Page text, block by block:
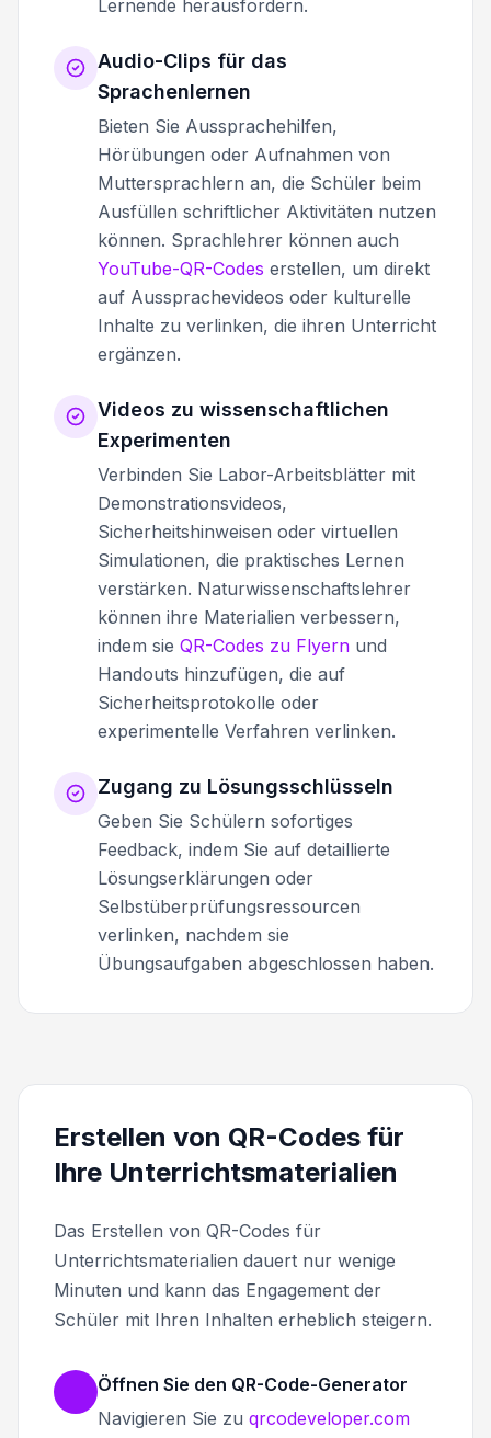
Lernende herausfordern.
Audio-Clips für das
Sprachenlernen
Bieten Sie Aussprachehilfen,
Hörübungen oder Aufnahmen von
Muttersprachlern an, die Schüler beim
Ausfüllen schriftlicher Aktivitäten nutzen
können. Sprachlehrer können auch
YouTube-QR-Codes erstellen, um direkt
auf Aussprachevideos oder kulturelle
Inhalte zu verlinken, die ihren Unterricht
ergänzen.
Videos zu wissenschaftlichen
Experimenten
Verbinden Sie Labor-Arbeitsblätter mit
Demonstrationsvideos,
Sicherheitshinweisen oder virtuellen
Simulationen, die praktisches Lernen
verstärken. Naturwissenschaftslehrer
können ihre Materialien verbessern,
indem sie QR-Codes zu Flyern und
Handouts hinzufügen, die auf
Sicherheitsprotokolle oder
experimentelle Verfahren verlinken.
Zugang zu Lösungsschlüsseln
Geben Sie Schülern sofortiges
Feedback, indem Sie auf detaillierte
Lösungserklärungen oder
Selbstüberprüfungsressourcen
verlinken, nachdem sie
Übungsaufgaben abgeschlossen haben.
Erstellen von QR-Codes für
Ihre Unterrichtsmaterialien
Das Erstellen von QR-Codes für
Unterrichtsmaterialien dauert nur wenige
Minuten und kann das Engagement der
Schüler mit Ihren Inhalten erheblich steigern.
Öffnen Sie den QR-Code-Generator
Navigieren Sie zu qrcodeveloper.com